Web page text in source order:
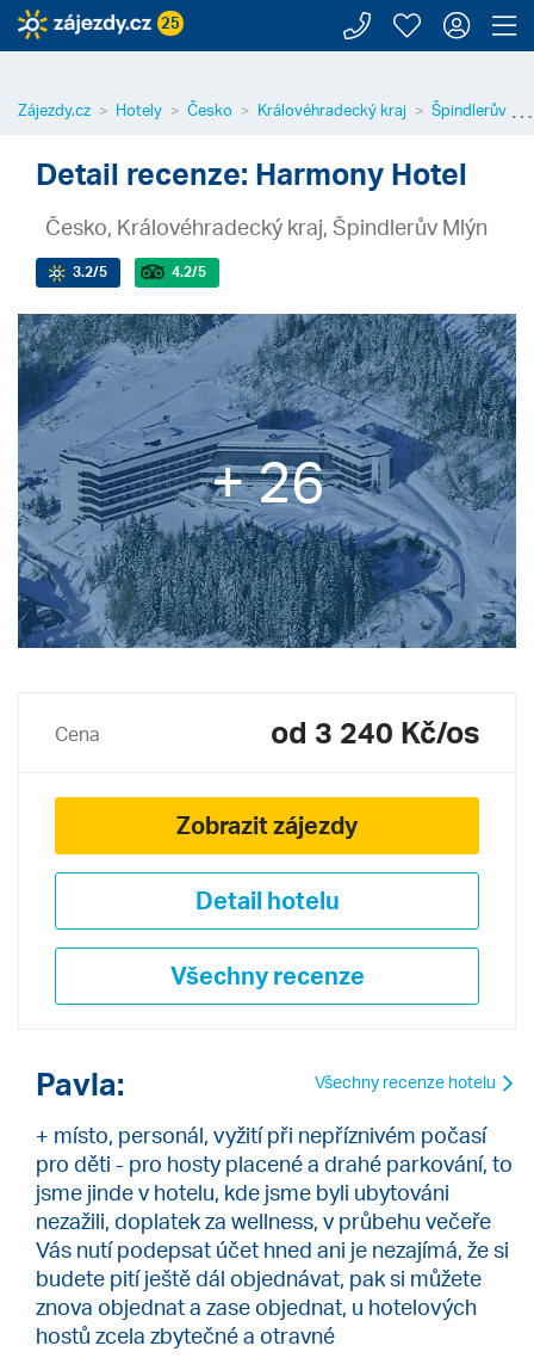
25 Zavolejte
Moje
⋯
Zájezdy.cz Hotely Česko Královéhradecký kraj Špindlerův
Detail recenze: Harmony Hotel
Česko, Královéhradecký kraj, Špindlerův Mlýn
3.2/5 4.2/5
+ 26
Cena od 3 240 Kč/os
Zobrazit zájezdy
Detail hotelu
Všechny recenze
Všechny recenze hotelu
Pavla:
+ místo, personál, vyžití při nepříznivém počasí
pro děti - pro hosty placené a drahé parkování, to
jsme jinde v hotelu, kde jsme byli ubytováni
nezažili, doplatek za wellness, v průbehu večeře
Vás nutí podepsat účet hned ani je nezajímá, že si
budete pití ještě dál objednávat, pak si můžete
znova objednat a zase objednat, u hotelových
hostů zcela zbytečné a otravné